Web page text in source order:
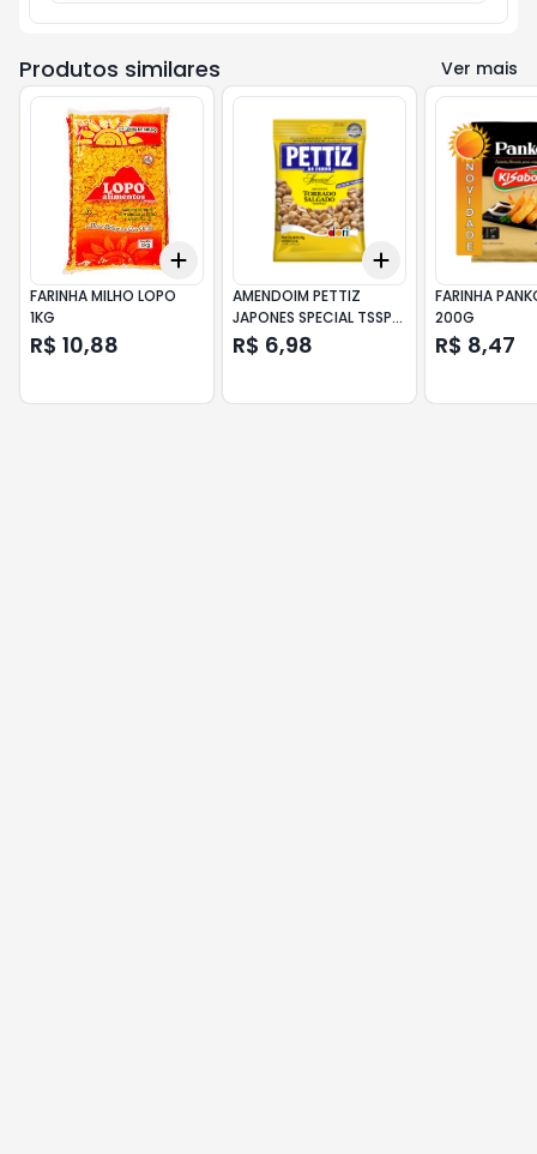
Produtos similares Ver mais
+10
Add
FARINHA MILHO LOPO
1KG
R$ 10,88
5 +10
Add
AMENDOIM PETTIZ
JAPONES SPECIAL TSSP
120G
R$ 6,98
FARINHA
200G
R$ 8,47